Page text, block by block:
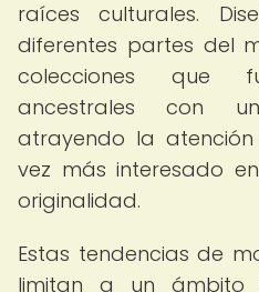
raíces culturales.
diferentes partes del
colecciones que
ancestrales con
atrayendo la
vez más interesado
originalidad.
Estas tendencias de
limitan a un ámbito